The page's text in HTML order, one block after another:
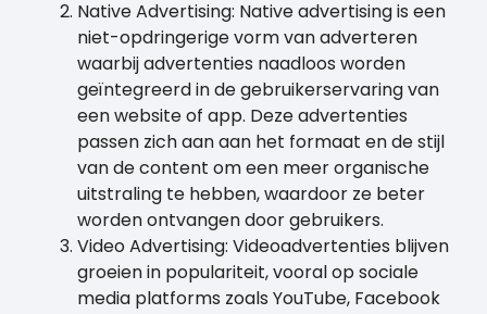
Native Advertising: Native advertising is een
niet-opdringerige vorm van adverteren
waarbij advertenties naadloos worden
geïntegreerd in de gebruikerservaring van
een website of app. Deze advertenties
passen zich aan aan het formaat en de stijl
van de content om een meer organische
uitstraling te hebben, waardoor ze beter
worden ontvangen door gebruikers.
Video Advertising: Videoadvertenties blijven
groeien in populariteit, vooral op sociale
media platforms zoals YouTube, Facebook